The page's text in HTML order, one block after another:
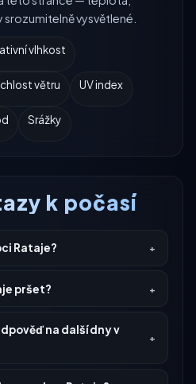
vysvětlené.
vlhkost
větru UV index
Srážky
k počasí
Rataje?
pršet?
na další dny v